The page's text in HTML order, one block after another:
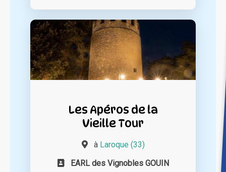
Les Apéros de la
Vieille Tour
à Laroque (33)
EARL des Vignobles GOUIN